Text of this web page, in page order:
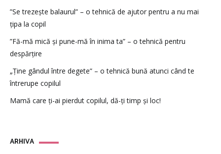
”Se trezește balaurul” – o tehnică de ajutor pentru a nu mai
țipa la copil
”Fă-mă mică și pune-mă în inima ta” – o tehnică pentru
despărțire
„Ține gândul între degete” – o tehnică bună atunci când te
întrerupe copilul
Mamă care ți-ai pierdut copilul, dă-ți timp și loc!
ARHIVAARHIVA